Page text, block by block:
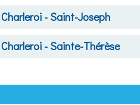
- Saint-Joseph
- Sainte-Thérèse